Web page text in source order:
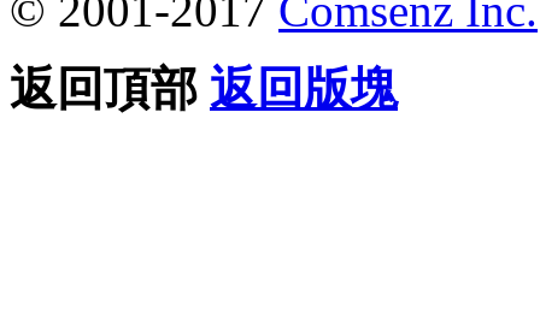
返回頂部 返回版塊